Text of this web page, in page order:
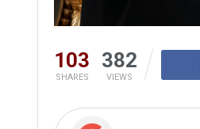
103
SHARES
382
VIEWS